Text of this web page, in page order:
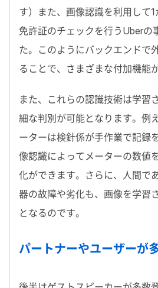
す）また、画像認識を利用して
免許証のチェックを行うUberの
た。このようにバックエンドで
ることで、さまざまな付加機能
また、これらの認識技術は学習
細な判別が可能となります。例
ーターは検針係が手作業で記録
像認識によってメーターの数値
化ができます。さらに、人間で
器の故障や劣化も、画像を学習
となるのです。
パートナーやユーザーが